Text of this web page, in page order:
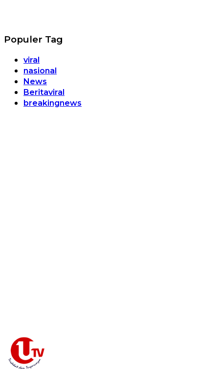
Populer Tag
viral
nasional
News
Beritaviral
breakingnews